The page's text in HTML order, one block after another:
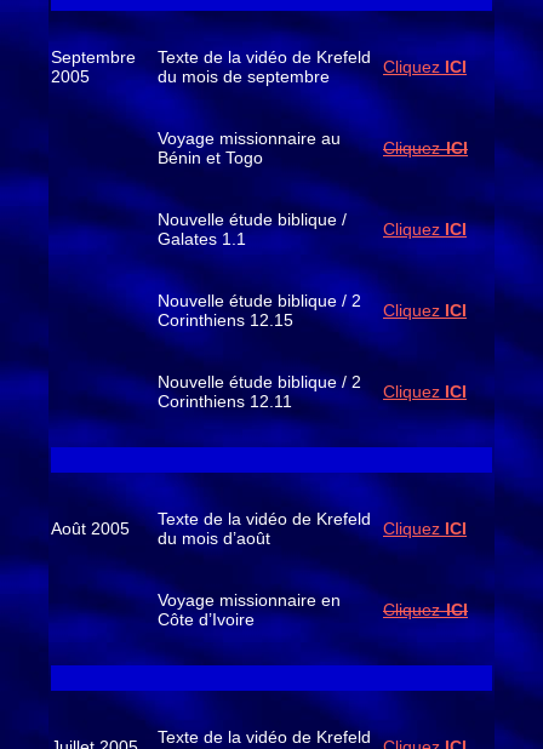
Septembre
2005
Texte de la vidéo de Krefeld
du mois de septembre
Cliquez ICI
Voyage missionnaire au
Bénin et Togo
Cliquez-ICI
Nouvelle étude biblique /
Galates 1.1
Cliquez ICI
Nouvelle étude biblique / 2
Corinthiens 12.15
Cliquez ICI
Nouvelle étude biblique / 2
Corinthiens 12.11
Cliquez ICI
Août 2005
Texte de la vidéo de Krefeld
du mois d’août
Cliquez ICI
Voyage missionnaire en
Côte d’Ivoire
Cliquez-ICI
Texte de la vidéo de Krefeld